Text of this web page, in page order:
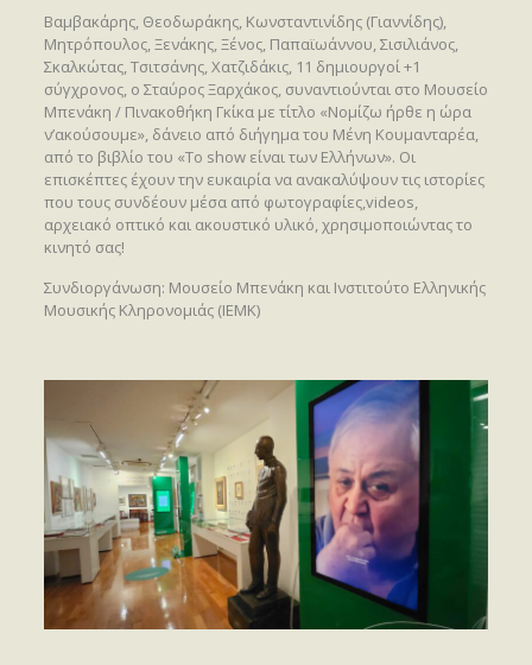
Βαμβακάρης, Θεοδωράκης, Κωνσταντινίδης (Γιαννίδης),
Μητρόπουλος, Ξενάκης, Ξένος, Παπαϊωάννου, Σισιλιάνος,
Σκαλκώτας, Τσιτσάνης, Χατζιδάκις, 11 δημιουργοί +1
σύγχρονος, ο Σταύρος Ξαρχάκος, συναντιούνται στο Μουσείο
Μπενάκη / Πινακοθήκη Γκίκα με τίτλο «Νομίζω ήρθε η ώρα
ν’ακούσουμε», δάνειο από διήγημα του Μένη Κουμανταρέα,
από το βιβλίο του «Το show είναι των Ελλήνων». Οι
επισκέπτες έχουν την ευκαιρία να ανακαλύψουν τις ιστορίες
που τους συνδέουν μέσα από φωτογραφίες,videos,
αρχειακό οπτικό και ακουστικό υλικό, χρησιμοποιώντας το
κινητό σας!
Συνδιοργάνωση: Μουσείο Μπενάκη και Ινστιτούτο Ελληνικής
Μουσικής Κληρονομιάς (ΙΕΜΚ)